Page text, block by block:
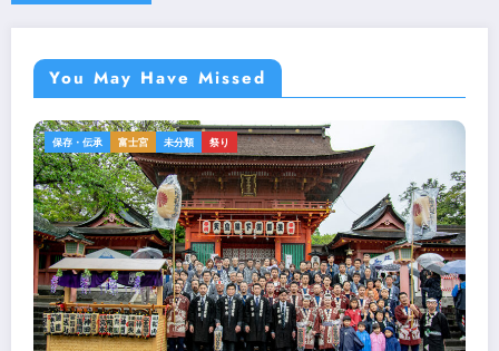
You May Have Missed
保存・伝承 富士宮 未分類 祭り